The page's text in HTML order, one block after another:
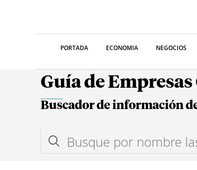
PORTADA ECONOMIA NEGOCIOS
Guía de
Buscador de información